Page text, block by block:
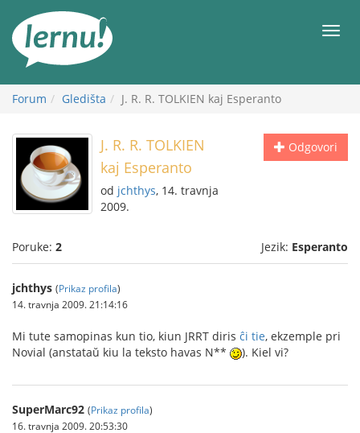
Meni
Forum Gledišta J. R. R. TOLKIEN kaj Esperanto
Odgovori
J. R. R. TOLKIEN
kaj Esperanto
od jchthys, 14. travnja
2009.
Poruke: 2 Jezik: Esperanto
jchthys (Prikaz profila)
14. travnja 2009. 21:14:16
Mi tute samopinas kun tio, kiun JRRT diris ĉi tie, ekzemple pri
Novial (anstataŭ kiu la teksto havas N** ). Kiel vi?
SuperMarc92 (Prikaz profila)
16. travnja 2009. 20:53:30